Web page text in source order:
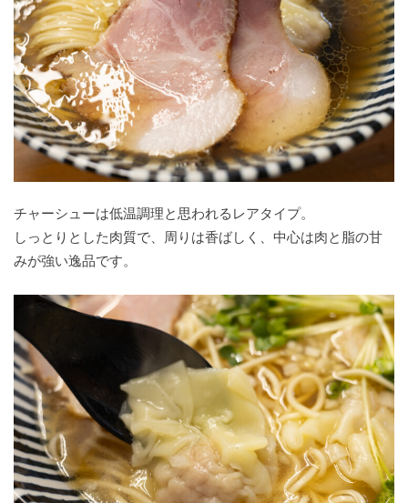
チャーシューは低温調理と思われるレアタイプ。
しっとりとした肉質で、周りは香ばしく、中心は肉と脂の甘
みが強い逸品です。